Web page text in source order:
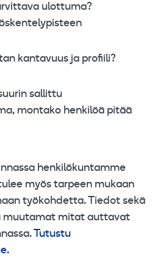
ulottuma?
kantavuus ja profiili?
sallittu
montako henkilöä pitää
henkilökuntamme
myös tarpeen mukaan
työkohdetta. Tiedot sekä
muutamat mitat auttavat
Tutustu